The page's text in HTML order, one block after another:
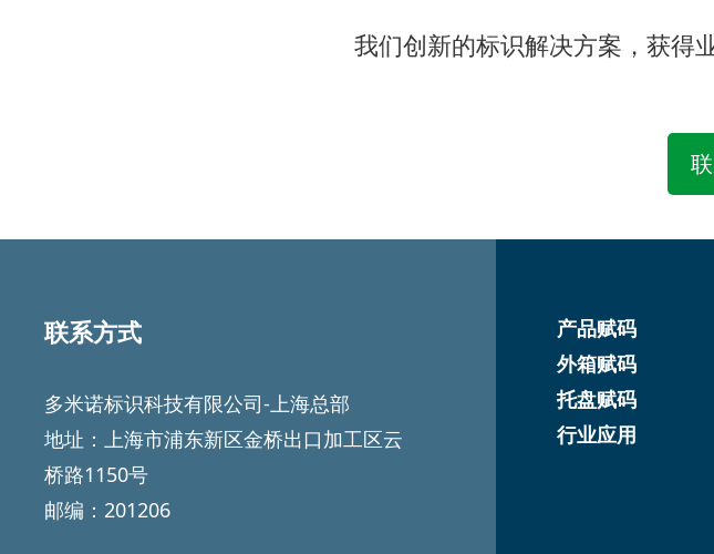
我们创新的标识解决方案，获得
联系方式
多米诺标识科技有限公司-上海总部
地址：上海市浦东新区金桥出口加工区云
桥路1150号
邮编：201206
产品赋码
外箱赋码
托盘赋码
行业应用